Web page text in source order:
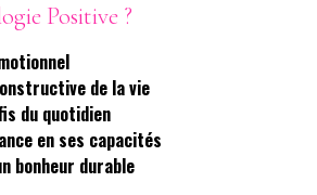
Positive ?
de la vie
du quotidien
en ses capacités
bonheur durable